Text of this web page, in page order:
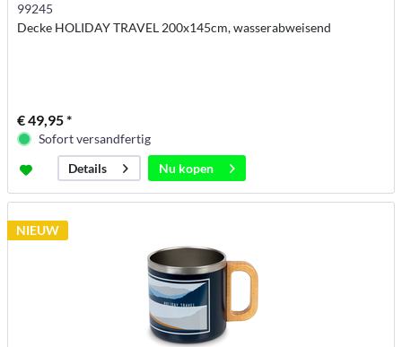
99245
Decke HOLIDAY TRAVEL 200x145cm, wasserabweisend
€ 49,95 *
Sofort versandfertig
Details
Nu kopen
NIEUW